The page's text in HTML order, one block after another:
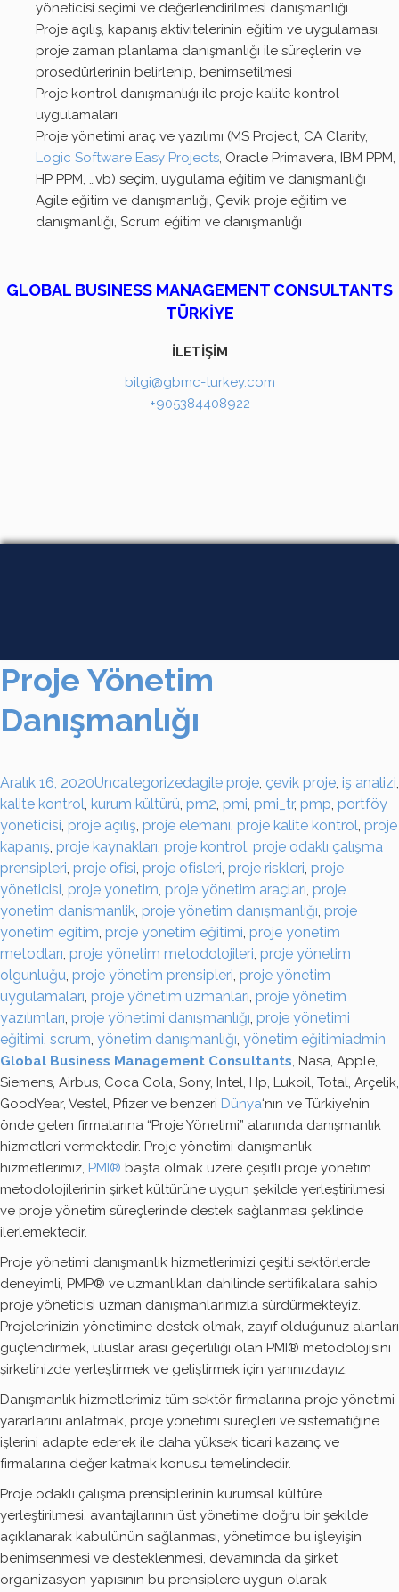
yöneticisi seçimi ve değerlendirilmesi danışmanlığı
Proje açılış, kapanış aktivitelerinin eğitim ve uygulaması,
proje zaman planlama danışmanlığı ile süreçlerin ve
prosedürlerinin belirlenip, benimsetilmesi
Proje kontrol danışmanlığı ile proje kalite kontrol
uygulamaları
Proje yönetimi araç ve yazılımı (MS Project, CA Clarity,
Logic Software Easy Projects, Oracle Primavera, IBM PPM,
HP PPM, …vb) seçim, uygulama eğitim ve danışmanlığı
Agile eğitim ve danışmanlığı, Çevik proje eğitim ve
danışmanlığı, Scrum eğitim ve danışmanlığı
GLOBAL BUSINESS MANAGEMENT CONSULTANTS
TÜRKİYE
İLETİŞİM
bilgi@gbmc-turkey.com
+905384408922
Proje Yönetim
Danışmanlığı
Aralık 16, 2020Uncategorizedagile proje, çevik proje, iş analizi,
kalite kontrol, kurum kültürü, pm2, pmi, pmi_tr, pmp, portföy
yöneticisi, proje açılış, proje elemanı, proje kalite kontrol, proje
kapanış, proje kaynakları, proje kontrol, proje odaklı çalışma
prensipleri, proje ofisi, proje ofisleri, proje riskleri, proje
yöneticisi, proje yonetim, proje yönetim araçları, proje
yonetim danismanlik, proje yönetim danışmanlığı, proje
yonetim egitim, proje yönetim eğitimi, proje yönetim
metodları, proje yönetim metodolojileri, proje yönetim
olgunluğu, proje yönetim prensipleri, proje yönetim
uygulamaları, proje yönetim uzmanları, proje yönetim
yazılımları, proje yönetimi danışmanlığı, proje yönetimi
eğitimi, scrum, yönetim danışmanlığı, yönetim eğitimiadmin
Global Business Management Consultants, Nasa, Apple,
Siemens, Airbus, Coca Cola, Sony, Intel, Hp, Lukoil, Total, Arçelik,
GoodYear, Vestel, Pfizer ve benzeri Dünya‘nın ve Türkiye’nin
önde gelen firmalarına “Proje Yönetimi” alanında danışmanlık
hizmetleri vermektedir. Proje yönetimi danışmanlık
hizmetlerimiz, PMI® başta olmak üzere çeşitli proje yönetim
metodolojilerinin şirket kültürüne uygun şekilde yerleştirilmesi
ve proje yönetim süreçlerinde destek sağlanması şeklinde
ilerlemektedir.
Proje yönetimi danışmanlık hizmetlerimizi çeşitli sektörlerde
deneyimli, PMP® ve uzmanlıkları dahilinde sertifikalara sahip
proje yöneticisi uzman danışmanlarımızla sürdürmekteyiz.
Projelerinizin yönetimine destek olmak, zayıf olduğunuz alanları
güçlendirmek, uluslar arası geçerliliği olan PMI® metodolojisini
şirketinizde yerleştirmek ve geliştirmek için yanınızdayız.
Danışmanlık hizmetlerimiz tüm sektör firmalarına proje yönetimi
yararlarını anlatmak, proje yönetimi süreçleri ve sistematiğine
işlerini adapte ederek ile daha yüksek ticari kazanç ve
firmalarına değer katmak konusu temelindedir.
Proje odaklı çalışma prensiplerinin kurumsal kültüre
yerleştirilmesi, avantajlarının üst yönetime doğru bir şekilde
açıklanarak kabulünün sağlanması, yönetimce bu işleyişin
benimsenmesi ve desteklenmesi, devamında da şirket
organizasyon yapısının bu prensiplere uygun olarak